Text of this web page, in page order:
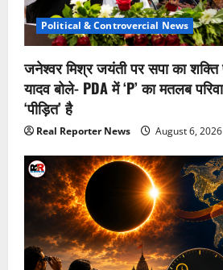
Political & Controvercial News
जनेश्वर मिश्र जयंती पर सपा का
यादव बोले- PDA में ‘P’ का मतलब
‘पीड़ित’ है
Real Reporter News August 6, 2026